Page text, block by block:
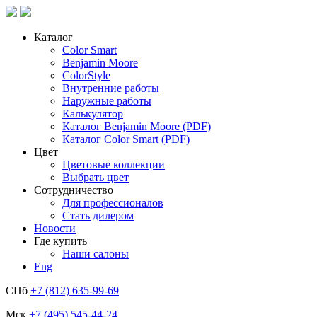
Каталог
Color Smart
Benjamin Moore
ColorStyle
Внутренние работы
Наружные работы
Калькулятор
Каталог Benjamin Moore (PDF)
Каталог Color Smart (PDF)
Цвет
Цветовые коллекции
Выбрать цвет
Сотрудничество
Для профессионалов
Стать дилером
Новости
Где купить
Наши салоны
Eng
СПб +7 (812) 635-99-69
Мск +7 (495) 545-44-24